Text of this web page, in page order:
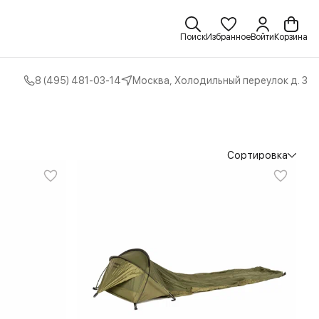
ПоискИзбранноеВойти Корзина
8 (495) 481-03-14 Москва, Холодильный переулок д. 3
Сортировка